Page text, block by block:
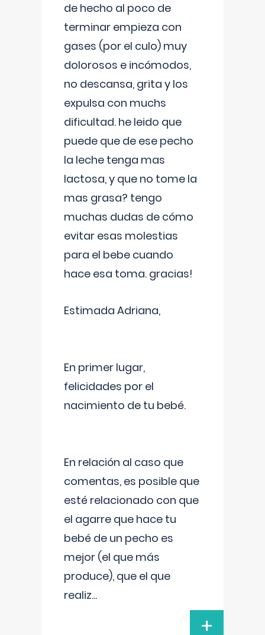
de hecho al poco de
terminar empieza con
gases (por el culo) muy
dolorosos e incómodos,
no descansa, grita y los
expulsa con muchs
dificultad. he leido que
puede que de ese pecho
la leche tenga mas
lactosa, y que no tome la
mas grasa? tengo
muchas dudas de cómo
evitar esas molestias
para el bebe cuando
hace esa toma. gracias!
Estimada Adriana,
En primer lugar,
felicidades por el
nacimiento de tu bebé.
En relación al caso que
comentas, es posible que
esté relacionado con que
el agarre que hace tu
bebé de un pecho es
mejor (el que más
produce), que el que
realiz...
+